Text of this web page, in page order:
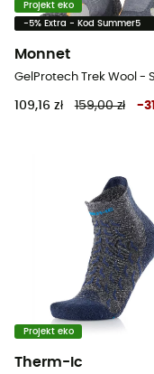
Projekt eko
-5% Extra - Kod Summer5
Monnet
109,16 zł 159,00 zł -31
Projekt eko
Therm-Ic